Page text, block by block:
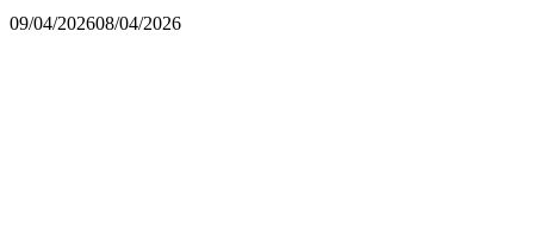
09/04/202608/04/2026